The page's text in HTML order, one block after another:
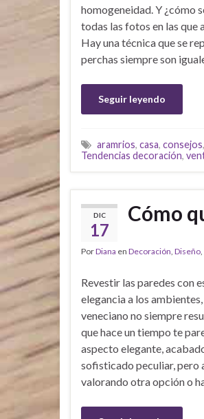
homogeneidad. Y ¿cómo
todas las fotos en las
Hay una técnica que se
perchas siempre son
Seguir leyendo
aramrios, casa, consejos,
Tendencias decoración,
DIC
17
Cómo
PorDiana en Decoración, Diseño,
Revestir las paredes con
elegancia a los
veneciano no siempre
que hace un tiempo te
aspecto elegante,
sofisticado peculiar, pero
valorando otra opción o